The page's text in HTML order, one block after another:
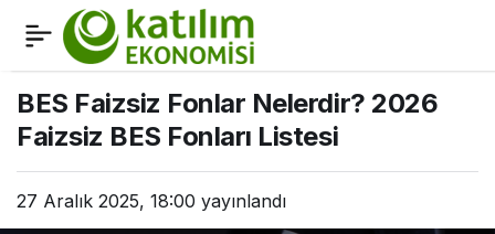
BES Faizsiz Fonlar Nelerdir? 2026
Faizsiz BES Fonları Listesi
27 Aralık 2025, 18:00 yayınlandı
BES Faizsiz Fonlar
Nelerdir? 2026 Faizsiz
BES Fonları Listesi